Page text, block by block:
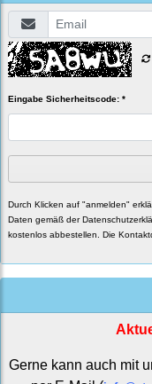
Eingabe Sicherheitscode: *
Durch Klicken auf "anmelden"
Daten gemäß der
kostenlos abbestellen. Die
Gerne kann auch mit